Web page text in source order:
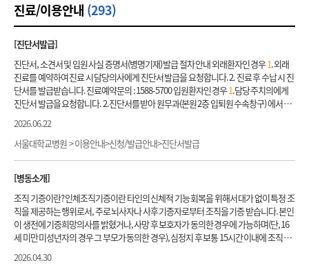
는 Programmed death protein (PD-L
제를 항암제로 이용한 임상시험을 수행합니다. 재발/불응성 고형암 12세 이상, 18세 미
만 암세포에서 DNA 수리 및 리보솜의 작용에 중요한 역할을 하는 PARP 효소(Poly ADP
Ribose polymerase)의 저해제를 항암제로 이용한 임상시험을 수행합니다. (등록일시
중단) 재발/불응성 고형암 연령제한없음 암세포의 세포 신호 전달 체계에서 중요한 역할
을 하는 선택적 타이로신 억제제 (NTRK1,2,3)를 항암제로 이용한 임상시험을 수행합니
다. 재발/불응성 고형암 6개월 이상, 21세 이하 암세포의 원암 유전자인 RET 유전자의 돌
연변이 신호를 막는 저해제를 항암제로 이용한 임상시험을 수행합니다. (등록마감) 재
대 선택적 타이로신 억제제(ROS
니다. 기존 선택적 타이로신 억제제 치료 실패, 혹은 불내성인 경우에도 등록가능합니
니다. 재발/불응성 고형암 18세 미만 ALK 유전자의 돌연변이 신호를 막는 저해제를 항암
제로 이용한 임상시험을 수행합니다. 재발/불응성 신경모세포종 2세 이상, 21세 미만 사
이클린 의존성 키타아제(CDK) 4/6 저해제를 항암제로 이용한 임상시험을 수행합니다.
재발/불응성 유잉육종, 신경모세포종 1 세 이상 18세 미만 ROR1을 표적으로 하는 항체
약물 결합체를 이용하여 임상시험을 수행합니다. 뇌종양 재발/불응성 뇌종양 연령제한
없음 암세포의 세포 신호 전달 체계에서 중요한 역할을 하는 선택적 타이로신 억제제 (N
TRK1,2,3)를 항암제로 이용한 임상시험을 수행합니다. 재발/불응성 뇌종양 12세 이상,
과를 최대한 높이고자 심혈을 기울이고 있습니다. 예를 들어 인공와우를 이식받은 환자
와 어머니들이 참석할 수 있는 환우회, 청각구화치료 설명회, 난청어린이 진학 설명회 등
해 어린이병원에 특화된 훈련과 경험이 필요합니다. 본 센터는 서울대학교어린이병원
언어청각센터와 협력하고 있으며 최선의 인공와우 결과를 얻기 위해 최선을 다하고 있
습니다. 서울대학교병원 인공와우센터 홈페이지에서 보다 많은 정보를 제공하고 있습
니다. 인곧와우센터 홈페이지 바로가기
진료/이용안내 (293)
[진단서발급]
진단서, 소견서 및 입원 사실 증명서(병명기재) 발급 절차 안내 외래환자인 경우1. 외래
진료를 예약하여 진료 시 담당의사에게 진단서 발급을 요청합니다. 2. 진료 후 수납 시 진
단서를 발급받습니다. 진료예약문의 : 1588-5700 입원환자인 경우1.담당 주치의에게
진단서 발급을 요청합니다. 2.진단서를 받아 원무과(본원 2층 입퇴원 수속창구) 에서 직
받습니다. ※ 본인이 아닌 경우(가족이나 타인 방문 시)에는 발급이 불가하오니 진료 예
약 시 직원에게 발급 가능 여부와 필요한 구비 서류를 확인 후 내원하시기 바랍니다. 그외
과 원무창구 옆 본원 2층 공용 원무창구 앞 본원 3층 산부인과 원무창구 앞 대한외래 지하
2층 공용 원무창구 앞 대한외래 지하 3층 공용 원무창구 앞 인터넷 : 증명서발급홈페이지
에서 로그인 후 발급 증명서 홈페이지 바로가기 입ㆍ퇴원사실 확인서 입원 기간만 기재
되어 있음 연말정산용 장애인증명서 서울대학교병원에서 최초로 중증 또는 산정특례
우 해당 외부 병원에서 발급 가능 서울대학교병원 해당 진료과에 요청 후 담당 의사가 작
2026.06.22
서울대학교병원 > 이용안내>신청/발급안내>진단서발급
[병동소개]
조직 기증이란? 인체조직기증이란 타인의 신체적 기능 회복을 위해서 대가 없이 특정 조
직을 제공하는 행위로서, 주로 뇌사자나 사후 기증자로부터 조직을 기증 받습니다. 본인
이 생전에 기증희망의사를 밝혔거나, 사망 후 보호자가 동의한 경우에 가능하며(단, 16
세 미만 미성년자의 경우 그 부모가 동의한 경우), 심정지 후 보통 15시간 이내에 조직 채
니다. 조직 기증을 위해서는 기증자의 사망원인이 확실하고 감염성 질환의 전이 가능성
2026.04.30